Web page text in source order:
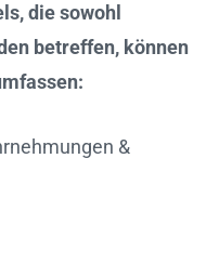
die sowohl
betreffen, können
&